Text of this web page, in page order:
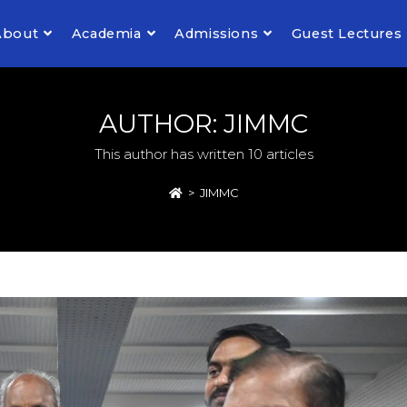
Academia Admissions Guest Lectures
AUTHOR: JIMMC
This author has written 10 articles
> JIMMC